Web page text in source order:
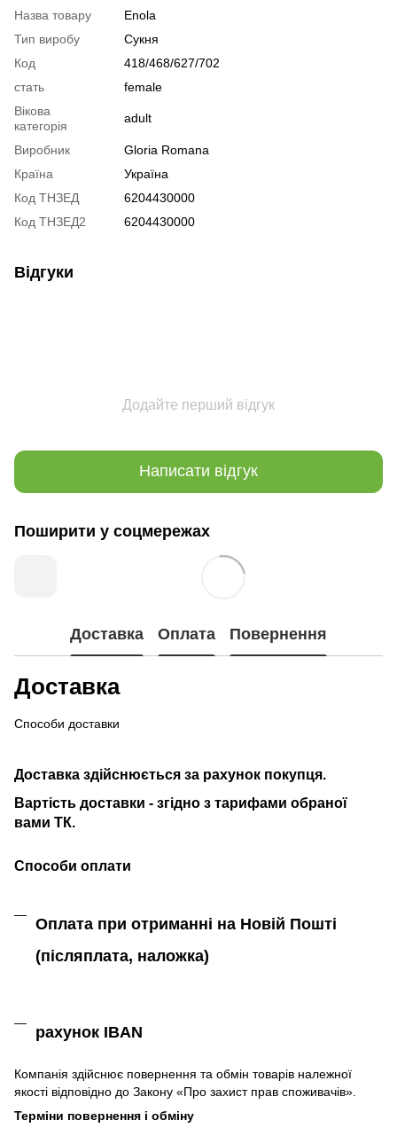
Назва товару
Enola
Тип виробу
Сукня
Код
418/468/627/702
стать
female
Вікова
категорія
adult
Виробник
Gloria Romana
Країна
Україна
Код ТНЗЕД
6204430000
Код ТНЗЕД2
6204430000
Відгуки
Додайте перший відгук
Написати відгук
Поширити у соцмережах
Доставка Оплата Повернення
Доставка
Способи доставки
Доставка здійснюється за рахунок покупця.
Вартість доставки - згідно з тарифами обраної
вами ТК.
Способи оплати
Оплата при отриманні на Новій Пошті
(післяплата, наложка)
рахунок IBAN
Компанія здійснює повернення та обмін товарів належної
якості відповідно до Закону «Про захист прав споживачів»
Терміни повернення і обміну